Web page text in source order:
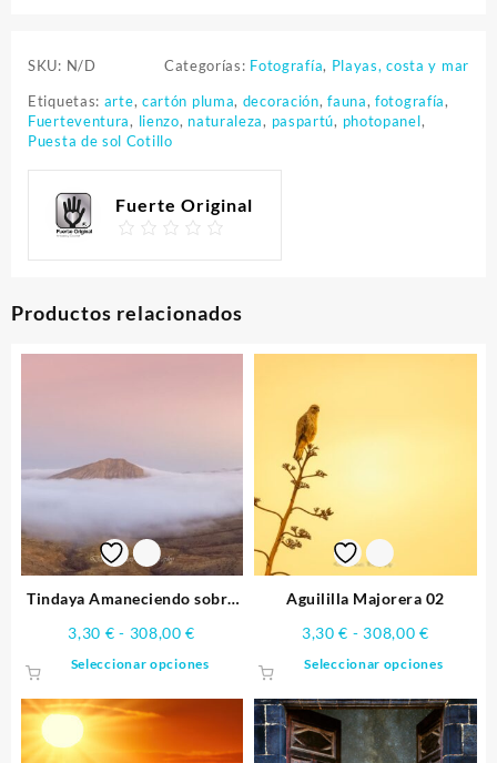
SKU: N/D Categorías: Fotografía, Playas, costa y mar
Etiquetas: arte, cartón pluma, decoración,fauna,fotografía,
Fuerteventura, lienzo, naturaleza, paspartú, photopanel,
Puesta de sol Cotillo
Fuerte Original
Productos relacionados
Tindaya Amaneciendo sobre
3,30 € - 308,00€
desde
hasta
Seleccionar opciones
producto
tiene
múltiples
variantes.
Aguililla Majorera 02
3,30€ - 308,00€Rango
desde
3,30 €
hasta
Seleccionar opciones
tiene